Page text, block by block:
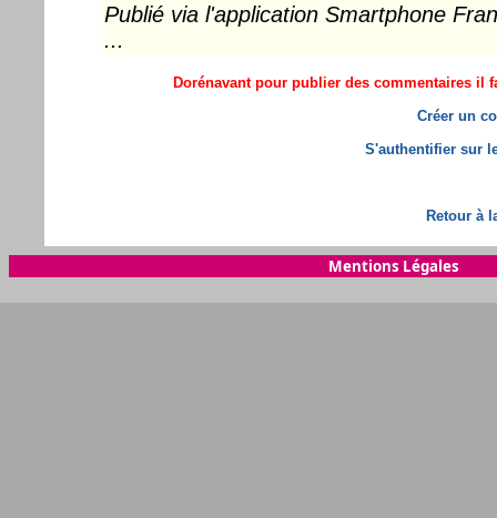
Publié via l'application Smartphone
...
Dorénavant pour publier des commentaires il
Créer un
S'authentifier sur
Retour à
Mentions Légales